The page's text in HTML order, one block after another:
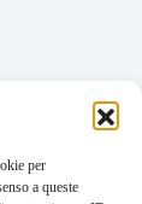
per
a queste